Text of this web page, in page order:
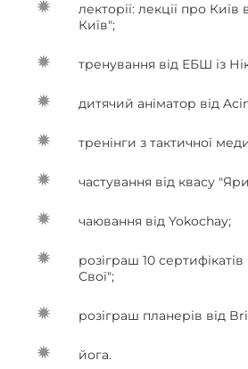
лекторії: лекції про Київ
Київ";
тренування від ЕБШ із
дитячий аніматор від
тренінги з тактичної
частування від квасу
чаювання від Yokochay;
розіграш 10
Свої";
розіграш планерів від
йога.